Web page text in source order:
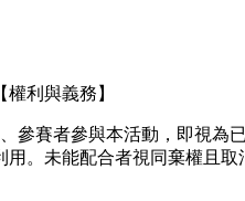
【權利與義務】
參賽者參與本活動，即視為
用。未能配合者視同棄權且取